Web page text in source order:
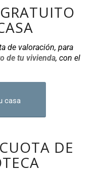
de valoración, para
de tu vivienda, con el
casa
DE